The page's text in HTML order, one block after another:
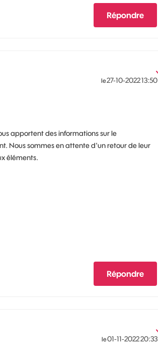
Répondre
le‎27-10-202213:50
apportent des informations sur le
Nous sommes en attente d'un retour de leur
éléments.
Répondre
le‎01-11-202220:33